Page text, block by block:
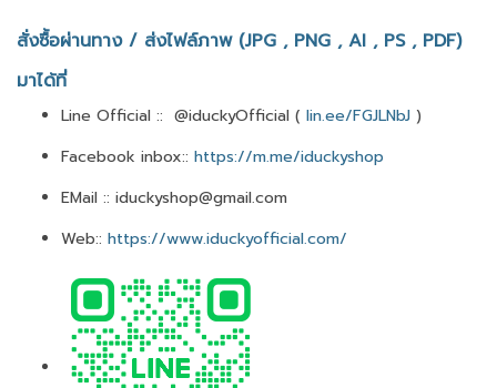
สั่งซื้อผ่านทาง / ส่งไฟล์ภาพ (JPG , PNG , AI , PS , PDF)
มาได้ที่
Line Official :: @iduckyOfficial ( lin.ee/FGJLNbJ )
Facebook inbox:: https://m.me/iduckyshop
EMail :: iduckyshop@gmail.com
Web:: https://www.iduckyofficial.com/